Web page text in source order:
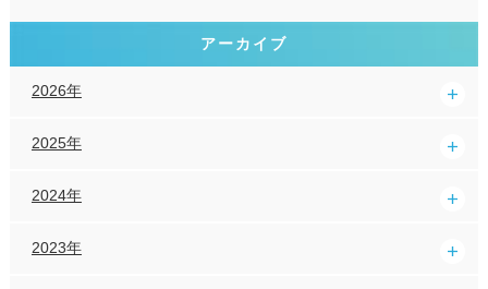
アーカイブ
2026年
2025年
2024年
2023年